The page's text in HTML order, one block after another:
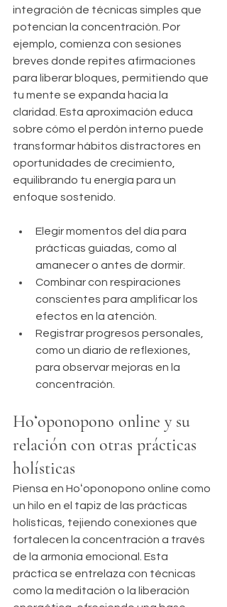
integración de técnicas simples que
potencian la concentración. Por
ejemplo, comienza con sesiones
breves donde repites afirmaciones
para liberar bloques, permitiendo que
tu mente se expanda hacia la
claridad. Esta aproximación educa
sobre cómo el perdón interno puede
transformar hábitos distractores en
oportunidades de crecimiento,
equilibrando tu energía para un
enfoque sostenido.
Elegir momentos del día para
prácticas guiadas, como al
amanecer o antes de dormir.
Combinar con respiraciones
conscientes para amplificar los
efectos en la atención.
Registrar progresos personales,
como un diario de reflexiones,
para observar mejoras en la
concentración.
Hoʻoponopono online y su
relación con otras prácticas
holísticas
Piensa en Hoʻoponopono online como
un hilo en el tapiz de las prácticas
holísticas, tejiendo conexiones que
fortalecen la concentración a través
de la armonía emocional. Esta
práctica se entrelaza con técnicas
como la meditación o la liberación